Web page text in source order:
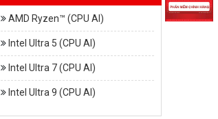
AMD Ryzen™ (CPU AI)
Intel Ultra 5 (CPU AI)
Intel Ultra 7 (CPU AI)
Intel Ultra 9 (CPU AI)